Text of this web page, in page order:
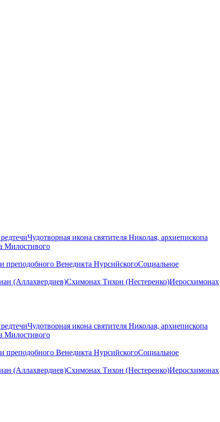
Чудотворная икона святителя Николая, архиепископа
Милостивого
преподобного Венедикта НурсийскогоСоциальное
(Аллахвердиев)Схимонах Тихон (Нестеренко)Иеросхимонах
Чудотворная икона святителя Николая, архиепископа
Милостивого
преподобного Венедикта НурсийскогоСоциальное
(Аллахвердиев)Схимонах Тихон (Нестеренко)Иеросхимонах